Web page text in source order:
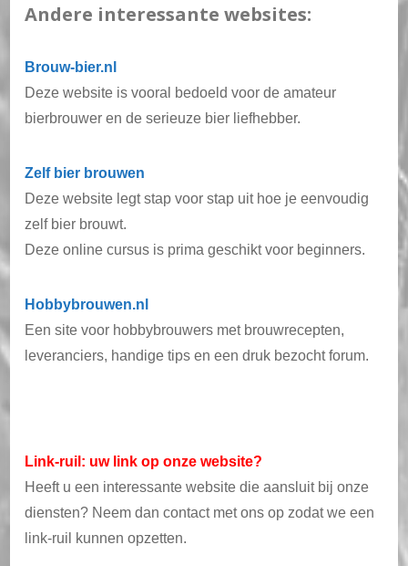
Andere interessante websites:
Brouw-bier.nl
Deze website is vooral bedoeld voor de amateur
bierbrouwer en de serieuze bier liefhebber.
Zelf bier brouwen
Deze website legt stap voor stap uit hoe je eenvoudig
zelf bier brouwt.
Deze online cursus is prima geschikt voor beginners.
Hobbybrouwen.nl
Een site voor hobbybrouwers met brouwrecepten,
leveranciers, handige tips en een druk bezocht forum.
Link-ruil: uw link op onze website?
Heeft u een interessante website die aansluit bij onze
diensten? Neem dan contact met ons op zodat we een
link-ruil kunnen opzetten.